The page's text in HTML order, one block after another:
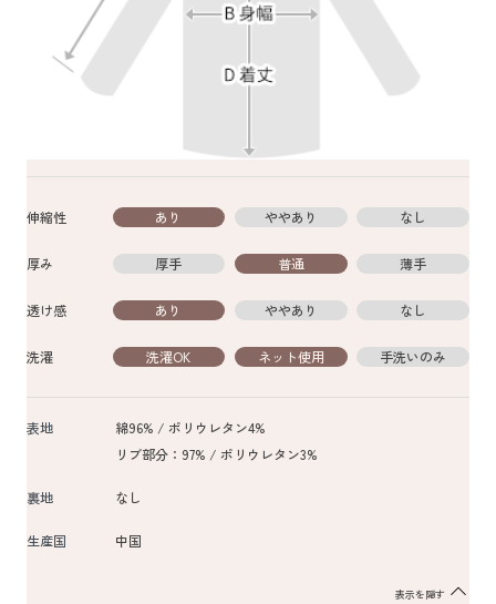
伸縮性 あり ややあり なし
厚み 厚手 普通 薄手
透け感 あり ややあり なし
洗濯 洗濯OK ネット使用 手洗いのみ
表地
綿96% / ポリウレタン4%
リブ部分：97% / ポリウレタン3%
裏地 なし
生産国 中国
表示を隠す